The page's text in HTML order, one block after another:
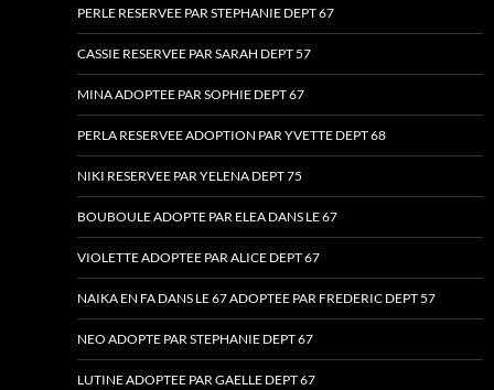
PERLE RESERVEE PAR STEPHANIE DEPT 67
CASSIE RESERVEE PAR SARAH DEPT 57
MINA ADOPTEE PAR SOPHIE DEPT 67
PERLA RESERVEE ADOPTION PAR YVETTE DEPT 68
NIKI RESERVEE PAR YELENA DEPT 75
BOUBOULE ADOPTE PAR ELEA DANS LE 67
VIOLETTE ADOPTEE PAR ALICE DEPT 67
NAIKA EN FA DANS LE 67 ADOPTEE PAR FREDERIC DEPT 57
NEO ADOPTE PAR STEPHANIE DEPT 67
LUTINE ADOPTEE PAR GAELLE DEPT 67